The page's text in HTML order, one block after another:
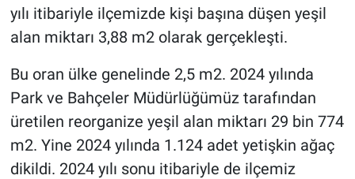
yılı itibariyle ilçemizde kişi başına düşen yeşil
alan miktarı 3,88 m2 olarak gerçekleşti.
Bu oran ülke genelinde 2,5 m2. 2024 yılında
Park ve Bahçeler Müdürlüğümüz tarafından
üretilen reorganize yeşil alan miktarı 29 bin 774
m2. Yine 2024 yılında 1.124 adet yetişkin ağaç
dikildi. 2024 yılı sonu itibariyle de ilçemiz